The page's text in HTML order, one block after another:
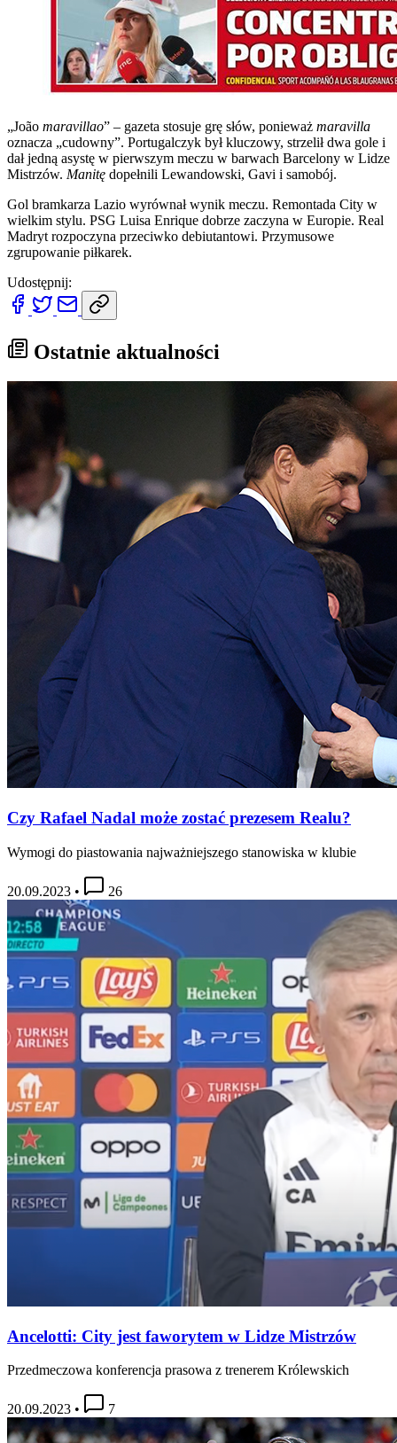
„João maravillao” – gazeta stosuje grę słów, ponieważ maravilla
oznacza „cudowny”. Portugalczyk był kluczowy, strzelił dwa gole i
dał jedną asystę w pierwszym meczu w barwach Barcelony w Lidze
Mistrzów. Manitę dopełnili Lewandowski, Gavi i samobój.
Gol bramkarza Lazio wyrównał wynik meczu. Remontada City w
wielkim stylu. PSG Luisa Enrique dobrze zaczyna w Europie. Real
Madryt rozpoczyna przeciwko debiutantowi. Przymusowe
zgrupowanie piłkarek.
Udostępnij:
Ostatnie aktualności
Czy Rafael Nadal może zostać prezesem Realu?
Wymogi do piastowania najważniejszego stanowiska w klubie
20.09.2023 • 26
Ancelotti: City jest faworytem w Lidze Mistrzów
Przedmeczowa konferencja prasowa z trenerem Królewskich
20.09.2023 • 7